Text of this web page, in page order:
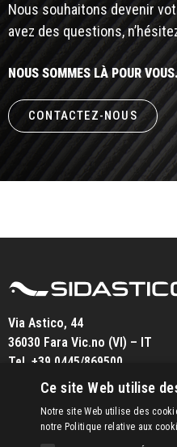
Nous souhaitons devenir
avez des questions,
NOUS SOMMES LÀ POUR
CONTACTEZ-NOUS
Via Astico, 44
36030 Fara Vic.no (VI) – IT
Tel. +39 0445/869500
info@sidastico.com
Ce site Web utilise
Notre site Web utilise des
notre Politique relative aux